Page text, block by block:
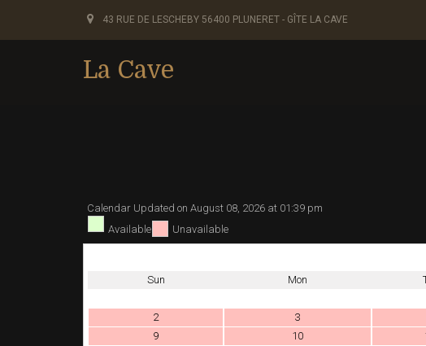
43 RUE DE LESCHEBY 56400 PLUNERET - GÎTE LA CAVE
La Cave
Calendar Updated on August 08, 2026 at 01:39 pm
Available
Unavailable
Sun
Mon
2
3
9
10